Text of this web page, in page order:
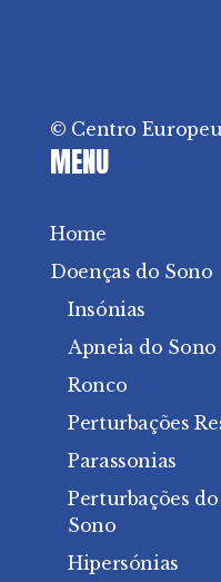
© Centro
MENU
Home
Doenças do Sono
Insónias
Apneia do Sono
Ronco
Perturbações
Parassonias
Perturbações
Sono
Hipersónias